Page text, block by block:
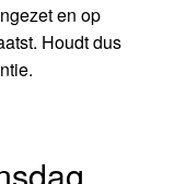
en op
Houdt dus